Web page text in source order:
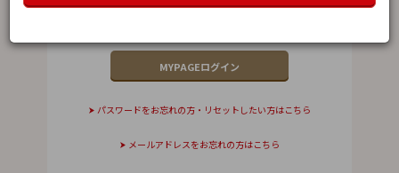
パスワードをお忘れの方・リセットしたい方はこちら
メールアドレスをお忘れの方はこちら